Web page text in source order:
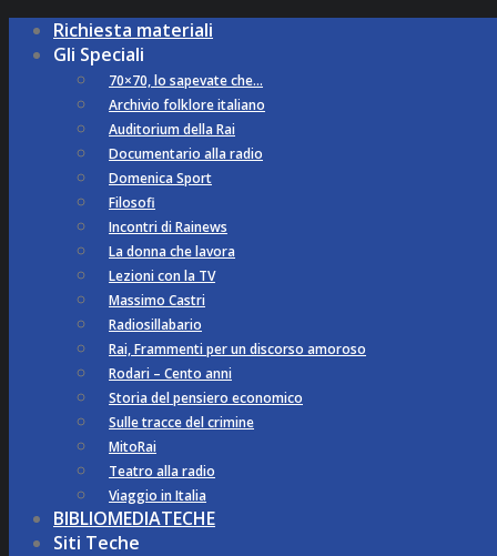
Richiesta materiali
Gli Speciali
70×70, lo sapevate che…
Archivio folklore italiano
Auditorium della Rai
Documentario alla radio
Domenica Sport
Filosofi
Incontri di Rainews
La donna che lavora
Lezioni con la TV
Massimo Castri
Radiosillabario
Rai, Frammenti per un discorso amoroso
Rodari – Cento anni
Storia del pensiero economico
Sulle tracce del crimine
MitoRai
Teatro alla radio
Viaggio in Italia
BIBLIOMEDIATECHE
Siti Teche